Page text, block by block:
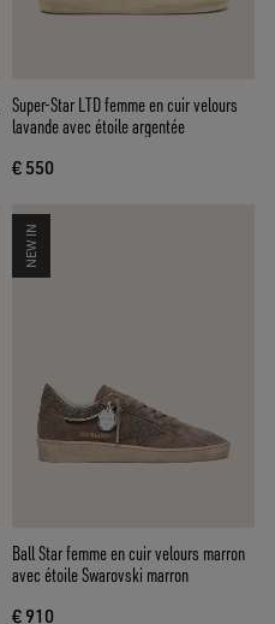
Super-Star LTD femme en cuir velours
lavande avec étoile argentée
€ 550
NEW IN
Ball Star femme en cuir velours marron
avec étoile Swarovski marron
€ 910